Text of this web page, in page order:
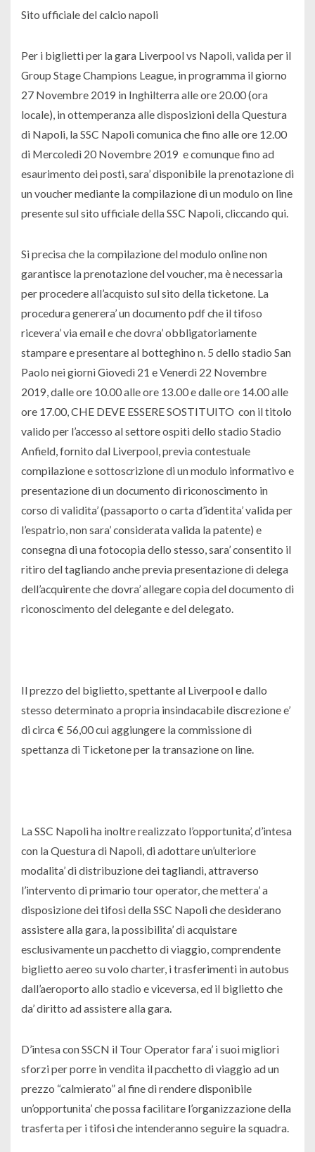
Sito ufficiale del calcio napoli
Per i biglietti per la gara Liverpool vs Napoli, valida per il
Group Stage Champions League, in programma il giorno
27 Novembre 2019 in Inghilterra alle ore 20.00 (ora
locale), in ottemperanza alle disposizioni della Questura
di Napoli, la SSC Napoli comunica che fino alle ore 12.00
di Mercoledì 20 Novembre 2019 e comunque fino ad
esaurimento dei posti, sara’ disponibile la prenotazione di
un voucher mediante la compilazione di un modulo on line
presente sul sito ufficiale della SSC Napoli, cliccando qui.
Si precisa che la compilazione del modulo online non
garantisce la prenotazione del voucher, ma è necessaria
per procedere all’acquisto sul sito della ticketone. La
procedura generera’ un documento pdf che il tifoso
ricevera’ via email e che dovra’ obbligatoriamente
stampare e presentare al botteghino n. 5 dello stadio San
Paolo nei giorni Giovedì 21 e Venerdì 22 Novembre
2019, dalle ore 10.00 alle ore 13.00 e dalle ore 14.00 alle
ore 17.00, CHE DEVE ESSERE SOSTITUITO con il titolo
valido per l’accesso al settore ospiti dello stadio Stadio
Anfield, fornito dal Liverpool, previa contestuale
compilazione e sottoscrizione di un modulo informativo e
presentazione di un documento di riconoscimento in
corso di validita’ (passaporto o carta d’identita’ valida per
l’espatrio, non sara’ considerata valida la patente) e
consegna di una fotocopia dello stesso, sara’ consentito il
ritiro del tagliando anche previa presentazione di delega
dell’acquirente che dovra’ allegare copia del documento di
riconoscimento del delegante e del delegato.
Il prezzo del biglietto, spettante al Liverpool e dallo
stesso determinato a propria insindacabile discrezione e’
di circa € 56,00 cui aggiungere la commissione di
spettanza di Ticketone per la transazione on line.
La SSC Napoli ha inoltre realizzato l’opportunita’, d’intesa
con la Questura di Napoli, di adottare un’ulteriore
modalita’ di distribuzione dei tagliandi, attraverso
l’intervento di primario tour operator, che mettera’ a
disposizione dei tifosi della SSC Napoli che desiderano
assistere alla gara, la possibilita’ di acquistare
esclusivamente un pacchetto di viaggio, comprendente
biglietto aereo su volo charter, i trasferimenti in autobus
dall’aeroporto allo stadio e viceversa, ed il biglietto che
da’ diritto ad assistere alla gara.
D’intesa con SSCN il Tour Operator fara’ i suoi migliori
sforzi per porre in vendita il pacchetto di viaggio ad un
prezzo “calmierato” al fine di rendere disponibile
un’opportunita’ che possa facilitare l’organizzazione della
trasferta per i tifosi che intenderanno seguire la squadra.